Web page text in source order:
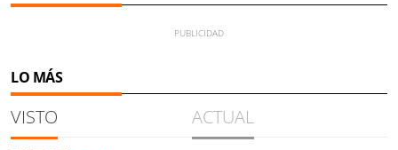
LO MÁS
VISTO ACTUAL